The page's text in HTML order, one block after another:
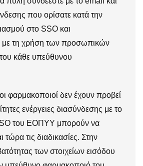
που ορίσατε κατά την
στο SSO και
με τη χρήση των προσωπικών
κάθε υπεύθυνου
φαρμακοποιοί δεν έχουν προβεί
ενέργειες διασύνδεσης με το
του ΕΟΠΥΥ μπορούν να
τις διαδικασίες. Στην
των στοιχείων εισόδου